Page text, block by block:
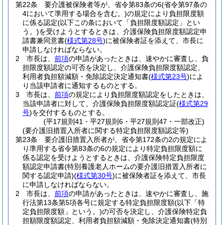
第22条
要介護被保険者等が、省令第83条の6(省令第97条の
4において準用する場合を含む。)の規定により負担限度額
に係る認定(以下この条において「負担限度額認定」とい
う。)を受けようとするときは、介護保険負担限度額認定申
請書兼同意書(様式第28号)に被保険者証を添えて、市長に
申請しなければならない。
2
市長は、 前項の申請があったときは、速やかに審査し、負
担限度額認定の可否を決定し、介護保険負担限度額認定、
利用者負担額減額・免除認定決定通知書(様式第23号)によ
り当該申請者に通知するものとする。
3
市長は、 前項の規定により負担限度額認定をしたときは、
当該申請者に対して、介護保険負担限度額認定証(様式第29
号)を交付するものとする。
(平17規則41・平27規則6・平27規則47・一部改正)
(要介護旧措置入所者に関する特定負担限度額認定等)
第23条
要介護旧措置入所者が、省令第172条の2の規定によ
り準用する省令第83条の6の規定により特定負担限度額に
係る認定を受けようとするときは、介護保険特定負担限度
額認定申請書(特別養護老人ホームの要介護旧措置入所者に
関する認定申請)(様式第30号)に被保険者証を添えて、市長
に申請しなければならない。
2
市長は、 前項の申請があったときは、速やかに審査し、施
行法第13条第5項各号に規定する特定負担限度額(以下「特
定負担限度額」という。)の可否を決定し、介護保険特定負
担額限度額認定、利用者負担額減額・免除決定通知書(特別